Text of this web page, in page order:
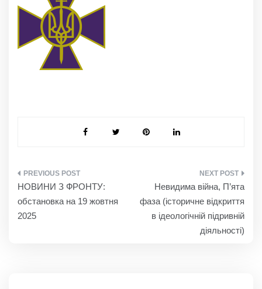
НАВІГАЦІЯ
ЗАПИСІВ
НОВИНИ З ФРОНТУ:
обстановка на 19 жовтня
2025
Невидима війна, П’ята
фаза (історичне відкриття
в ідеологічній підривній
діяльності)